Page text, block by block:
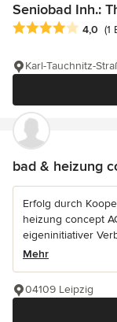
Seniobad Inh.:
Durchschnittliche
4,0 (1
Karl-Tauchnitz-
bad & heizung
Erfolg durch
heizung concept
eigeninitiativer
Mehr
04109 Leipzig